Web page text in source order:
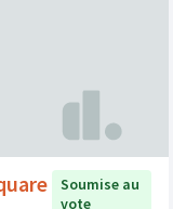
Soumise au
vote